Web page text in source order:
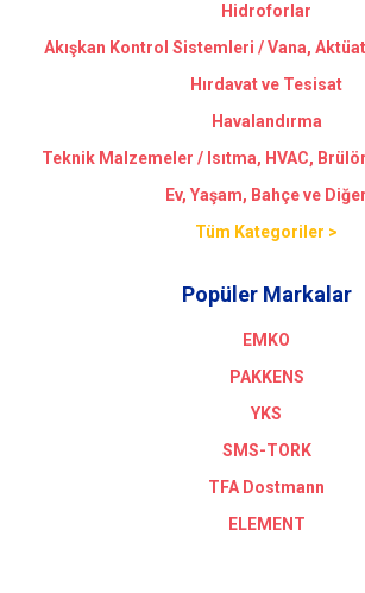
Hidroforlar
Akışkan Kontrol Sistemleri / Vana,
Hırdavat ve Tesisat
Havalandırma
Teknik Malzemeler / Isıtma, HVAC,
Ev, Yaşam, Bahçe ve Diğer
Tüm Kategoriler >
Popüler Markalar
EMKO
PAKKENS
YKS
SMS-TORK
TFA Dostmann
ELEMENT